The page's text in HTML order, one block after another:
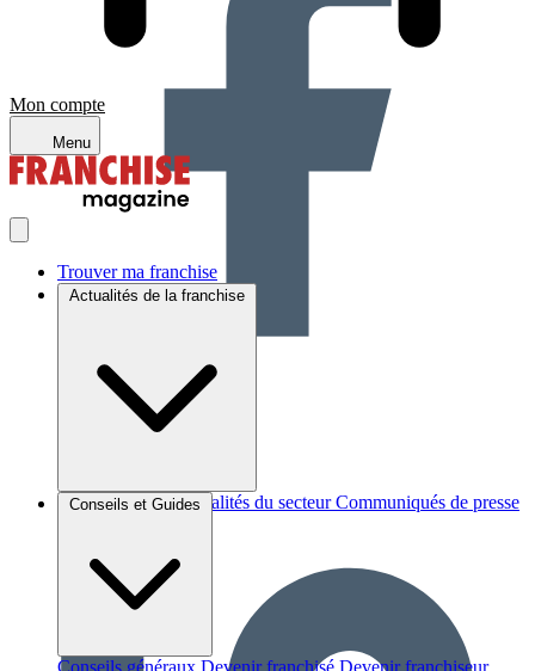
Mon compte
Menu
Trouver ma franchise
Actualités de la franchise
Brèves et actus Actualités du secteur Communiqués de presse
Conseils et Guides